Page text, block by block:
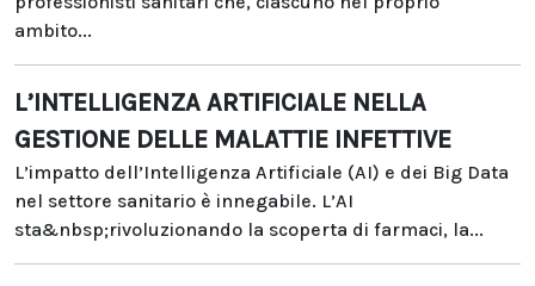
ambito...
L’INTELLIGENZA ARTIFICIALE NELLA
GESTIONE DELLE MALATTIE INFETTIVE
L’impatto dell’Intelligenza Artificiale (AI) e dei Big Data
nel settore sanitario è innegabile. L’AI
sta&nbsp;rivoluzionando la scoperta di farmaci, la...